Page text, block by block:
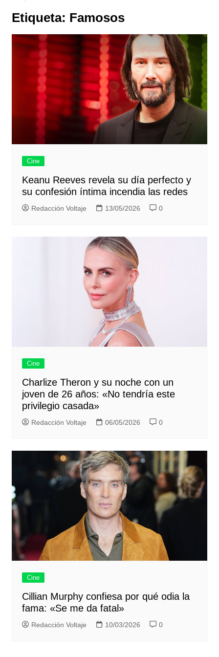
Etiqueta: Famosos
Cine
Keanu Reeves revela su día perfecto y
su confesión íntima incendia las redes
Redacción Voltaje 13/05/2026 0
Cine
Charlize Theron y su noche con un
joven de 26 años: «No tendría este
privilegio casada»
Redacción Voltaje 06/05/2026 0
Cine
Cillian Murphy confiesa por qué odia la
fama: «Se me da fatal»
Redacción Voltaje 10/03/2026 0